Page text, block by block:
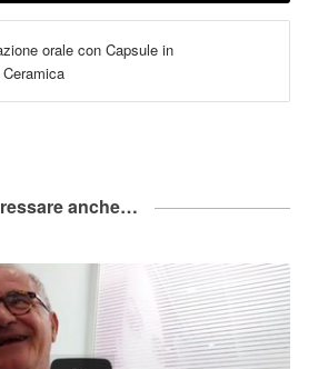
orale con Capsule in
anche…